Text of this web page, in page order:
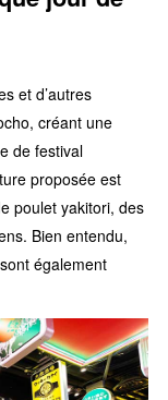
et d’autres
créant une
de festival
proposée est
poulet yakitori, des
Bien entendu,
également